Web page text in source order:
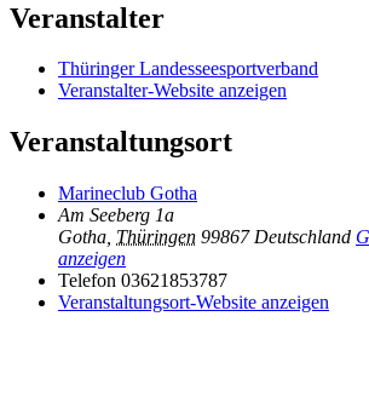
Veranstalter
Thüringer Landesseesportverband
Veranstalter-Website anzeigen
Veranstaltungsort
Marineclub Gotha
Am Seeberg 1a
Gotha Thüringen 99867 Deutschland
anzeigen
Telefon 03621853787
Veranstaltungsort-Website anzeigen